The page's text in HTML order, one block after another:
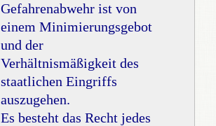
Gefahrenabwehr ist von
einem Minimierungsgebot
und der
Verhältnismäßigkeit des
staatlichen Eingriffs
auszugehen.
Es besteht das Recht jedes